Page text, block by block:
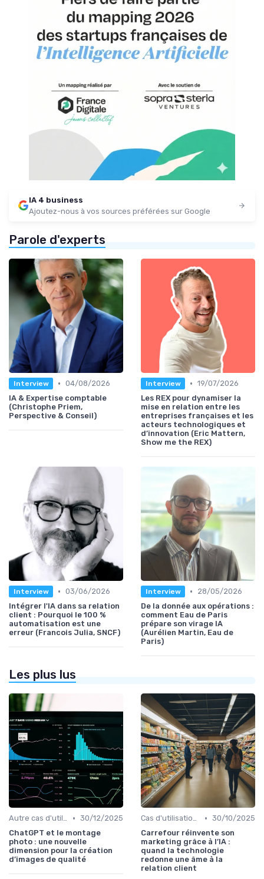
IA 4 business
Ajoutez-nous à vos sources préférées sur Google
Parole d'experts
Interview • 04/08/2026
IA & Expertise comptable
(Christophe Priem,
Perspective & Conseil)
Interview • 19/07/2026
Les REX pour dynamiser la
mise en relation entre les
entreprises françaises et les
acteurs technologiques et
d’innovation (Eric Mattern,
Show me the REX)
Interview • 03/06/2026
Intégrer l'IA dans sa relation
client : Pourquoi le 100 %
automatisation est une
erreur (Francois Julia, SNCF)
Interview •
28/05/2026
De la donnée aux opérations :
comment Eau de Paris
prépare son virage IA
(Aurélien Martin, Eau de
Paris)
Les plus lus
Autre cas d'utilisation • 30/12/2025
ChatGPT et le montage
photo : une nouvelle
dimension pour la création
d’images de qualité
Cas d'utilisation IA relation client • 30/10/2025
Carrefour réinvente son
marketing grâce à l’IA :
quand la technologie
redonne une âme à la
relation client